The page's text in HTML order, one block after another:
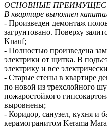
ОСНОВНЫЕ
В квартире выполнен
- Произведен демонтаж
загрунтовано. Поверху
Knauf;
- Полностью произведена
электрики от щитка. В
электрику и все
- Старые стены в квартире
по новой из трехслойного
пожаростойкого
выровнены;
- Коридор, санузел, кухня и
керамогранитом Kerama